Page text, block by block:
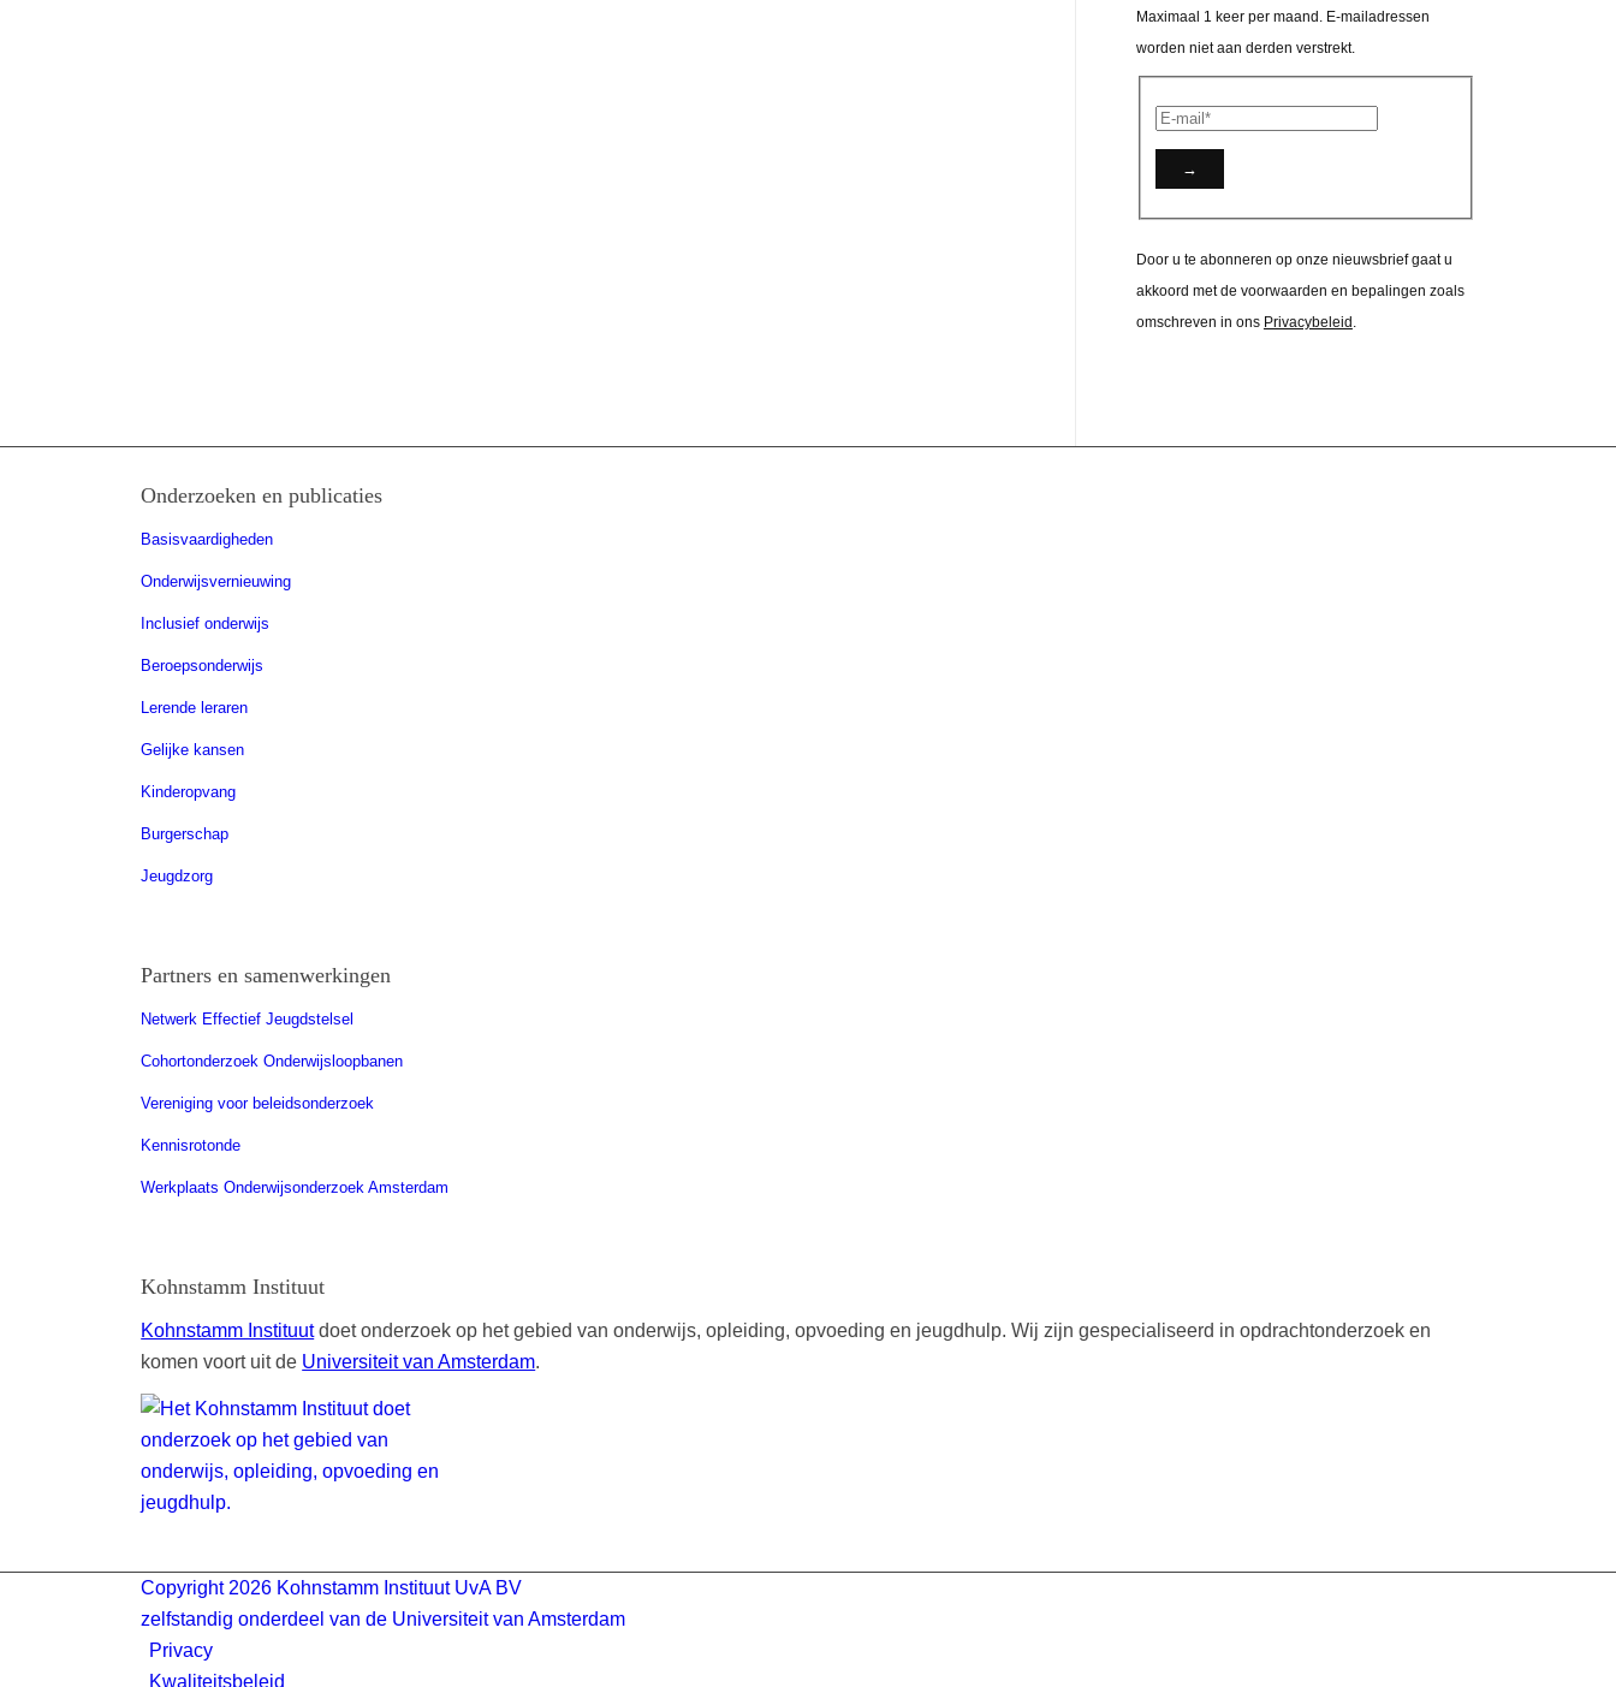
Maximaal 1 keer per maand. E-mailadressen
worden niet aan derden verstrekt.
Door u te abonneren op onze nieuwsbrief gaat u
akkoord met de voorwaarden en bepalingen zoals
omschreven in ons Privacybeleid
Onderzoeken en publicaties
Basisvaardigheden
Onderwijsvernieuwing
Inclusief onderwijs
Beroepsonderwijs
Lerende leraren
Gelijke kansen
Kinderopvang
Burgerschap
Jeugdzorg
Partners en samenwerkingen
Netwerk Effectief Jeugdstelsel
Cohortonderzoek Onderwijsloopbanen
Vereniging voor beleidsonderzoek
Kennisrotonde
Werkplaats Onderwijsonderzoek Amsterdam
Kohnstamm Instituut
Kohnstamm Instituutdoet onderzoek op het gebied van onderwijs, opleiding, opvoeding en jeugdhulp. Wij zijn gespecialiseerd in opdrachtonderzoek en
komen voort uit de Universiteit van Amsterdam.
Copyright 2026 Kohnstamm Instituut UvA BV
zelfstandig onderdeel van de Universiteit van Amsterdam
Privacy
Kwaliteitsbeleid